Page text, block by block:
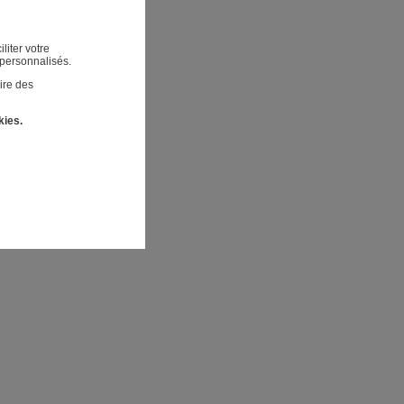
votre
des